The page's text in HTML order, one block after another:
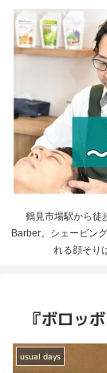
鶴見市場駅から徒
Barber。シェービン
れる顔そり
『ボロッ
usual days